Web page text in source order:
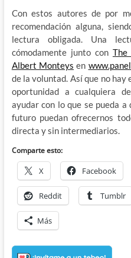
Con estos autores de por
recomendación alguna,
lectura obligada. Una
cómodamente junto con The
Albert Monteys en
de la voluntad. Así que no hay
oportunidad a cualquiera
ayudar con lo que se pueda
futuro puedan ofrecernos
directa y sin intermediarios.
Comparte esto:
X Facebook
Reddit Tumblr
Más